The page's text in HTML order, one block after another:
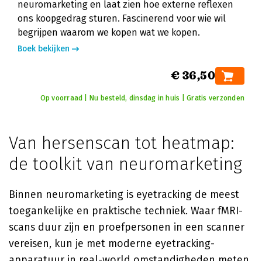
neuromarketing en laat zien hoe externe reflexen
ons koopgedrag sturen. Fascinerend voor wie wil
begrijpen waarom we kopen wat we kopen.
Boek bekijken
€ 36,50
Op voorraad | Nu besteld, dinsdag in huis | Gratis verzonden
Van hersenscan tot heatmap:
de toolkit van neuromarketing
Binnen neuromarketing is eyetracking de meest
toegankelijke en praktische techniek. Waar fMRI-
scans duur zijn en proefpersonen in een scanner
vereisen, kun je met moderne eyetracking-